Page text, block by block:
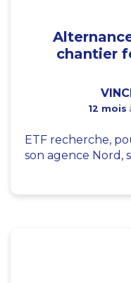
chantier
12 mois
ETF recherche,
son agence Nord,